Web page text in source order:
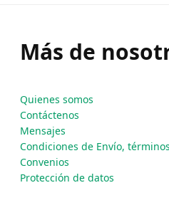
Más de
Quienes somos
Contáctenos
Mensajes
Condiciones de Envío,
Convenios
Protección de datos